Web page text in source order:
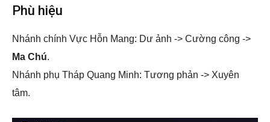
Phù hiệu
Nhánh chính Vực Hỗn Mang: Dư ảnh -> Cường công ->
Ma Chú.
Nhánh phụ Tháp Quang Minh: Tương phản -> Xuyên
tâm.